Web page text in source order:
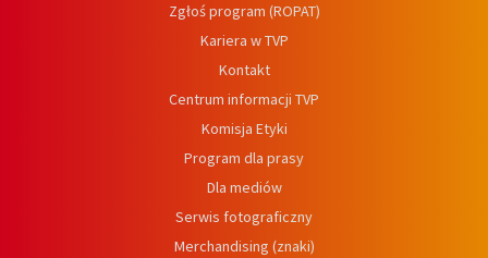
Zgłoś program (ROPAT)
Kariera w TVP
Kontakt
Centrum informacji TVP
Komisja Etyki
Program dla prasy
Dla mediów
Serwis fotograficzny
Merchandising (znaki)